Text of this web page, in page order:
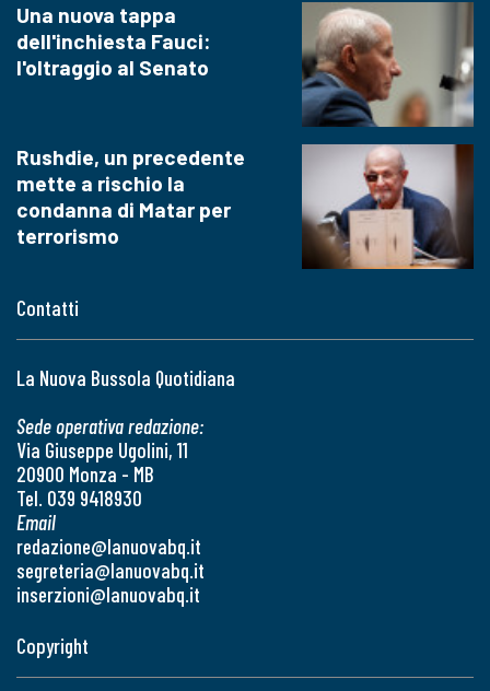
Contatti
La Nuova Bussola Quotidiana
Sede operativa redazione:
Via Giuseppe Ugolini, 11
20900 Monza - MB
Tel. 039 9418930
Email
redazione@lanuovabq.it
segreteria@lanuovabq.it
inserzioni@lanuovabq.it
Una nuova tappa
dell'inchiesta Fauci:
l'oltraggio al Senato
Rushdie, un precedente
mette a rischio la
condanna di Matar per
terrorismo
Copyright